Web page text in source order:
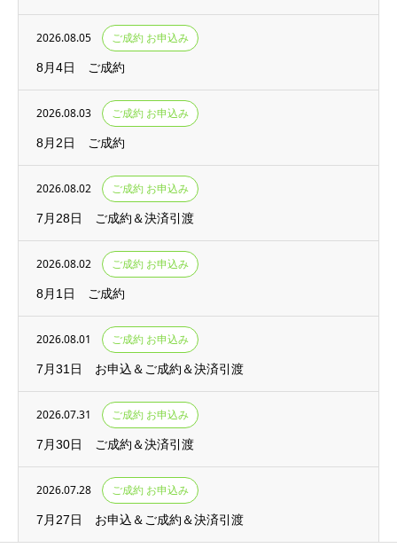
2026.08.05 ご成約 お申込み
8月4日 ご成約
2026.08.03 ご成約 お申込み
8月2日 ご成約
2026.08.02 ご成約 お申込み
7月28日 ご成約＆決済引渡
2026.08.02 ご成約 お申込み
8月1日 ご成約
2026.08.01 ご成約 お申込み
7月31日 お申込＆ご成約＆決済引渡
2026.07.31 ご成約 お申込み
7月30日 ご成約＆決済引渡
2026.07.28 ご成約 お申込み
7月27日 お申込＆ご成約＆決済引渡